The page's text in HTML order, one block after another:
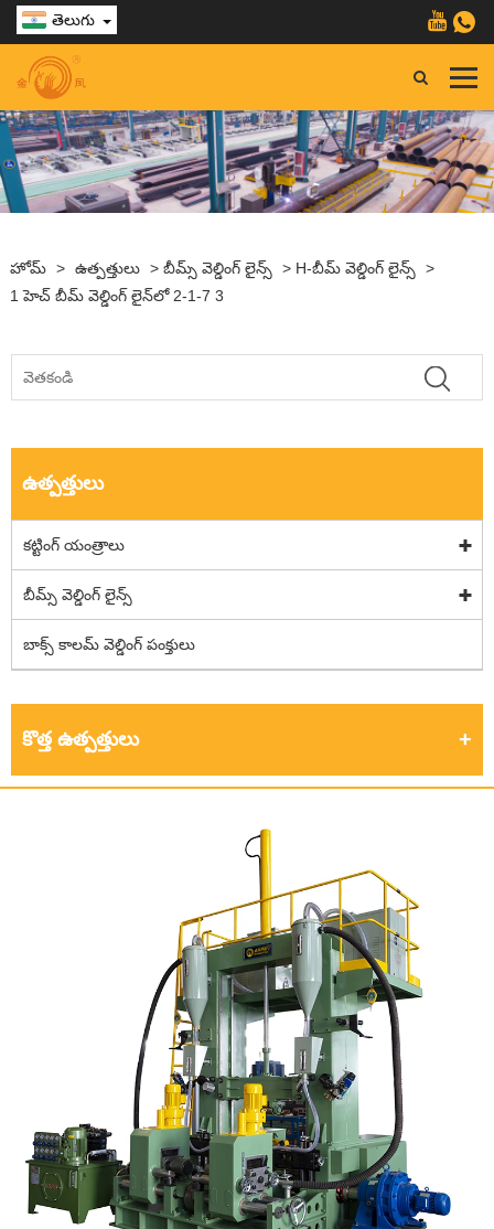
తెలుగు
హోమ్ > ఉత్పత్తులు > బీమ్స్ వెల్డింగ్ లైన్స్ > H-బీమ్ వెల్డింగ్ లైన్స్ >
1 హెచ్ బీమ్ వెల్డింగ్ లైన్‌లో 2-1-7 3
ఉత్పత్తులు
కట్టింగ్ యంత్రాలు
బీమ్స్ వెల్డింగ్ లైన్స్
బాక్స్ కాలమ్ వెల్డింగ్ పంక్తులు
కొత్త ఉత్పత్తులు